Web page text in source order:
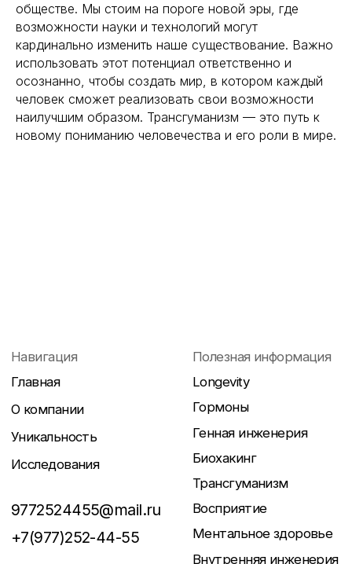
обществе. Мы стоим на пороге новой эры, где
возможности науки и технологий могут
кардинально изменить наше существование. Важно
использовать этот потенциал ответственно и
осознанно, чтобы создать мир, в котором каждый
человек сможет реализовать свои возможности
наилучшим образом. Трансгуманизм — это путь к
новому пониманию человечества и его роли в мире.